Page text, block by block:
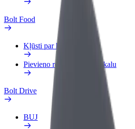
Bolt Food
Kļūsti par kurjeru
Pievieno restorānu vai veikalu
Bolt Drive
BUJ